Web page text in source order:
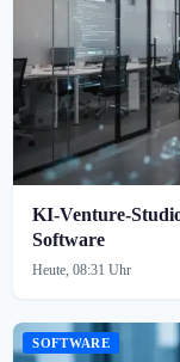
KI-Venture-
Software
Heute, 08:31 Uhr
SOFTWARE